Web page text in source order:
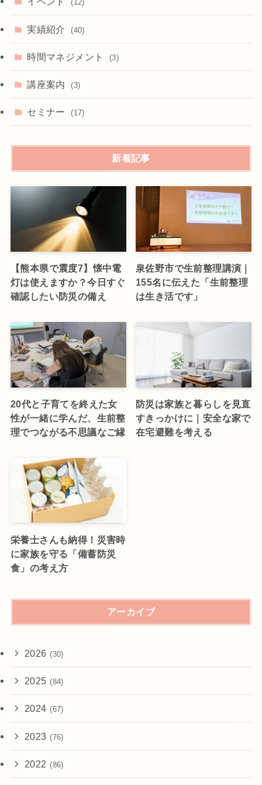
(12)
実績紹介 (40)
時間マネジメント (3)
講座案内 (3)
セミナー (17)
新着記事
【熊本県で震度7】懐中電
灯は使えますか？今日すぐ
確認したい防災の備え
泉佐野市で生前整理講演｜
155名に伝えた「生前整理
は生き活です」
20代と子育てを終えた女
性が一緒に学んだ、生前整
理でつながる不思議なご縁
防災は家族と暮らしを見直
すきっかけに｜安全な家で
在宅避難を考える
栄養士さんも納得！災害時
に家族を守る「備蓄防災
食」の考え方
アーカイブ
2026 (30)
2025 (84)
2024 (67)
2023 (76)
2022 (86)